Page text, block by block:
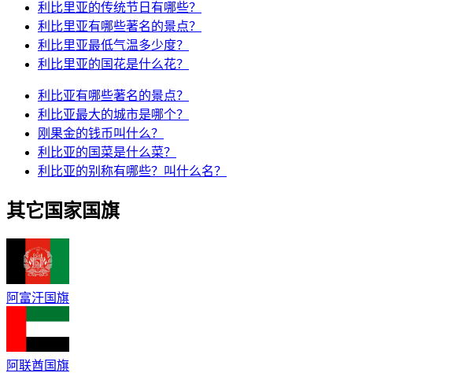
利比里亚的传统节日有哪些？
利比里亚有哪些著名的景点？
利比里亚最低气温多少度？
利比里亚的国花是什么花？
利比亚有哪些著名的景点？
利比亚最大的城市是哪个？
刚果金的钱币叫什么？
利比亚的国菜是什么菜？
利比亚的别称有哪些？叫什么名？
其它国家国旗
阿富汗国旗
阿联酋国旗